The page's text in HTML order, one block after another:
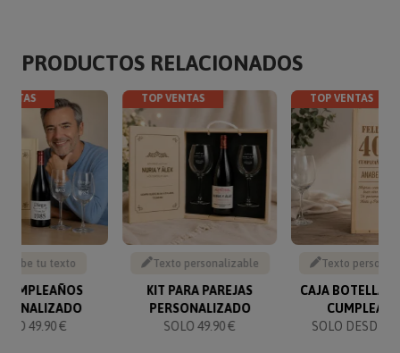
PRODUCTOS RELACIONADOS
tu texto
49.90 €
TOP VENTAS
Texto personalizable
KIT PARA PAREJAS
PERSONALIZADO
SOLO 49.90 €
TOP VENTAS
Texto
CAJA BOTELLA
SOLO DESDE